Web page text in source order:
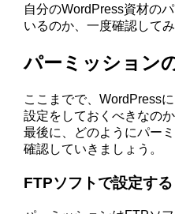
自分のWordPress資材の
いるのか、一度確認して
パーミッション
ここまでで、WordPress
設定をしておくべきなの
最後に、どのようにパー
確認していきましょう。
FTPソフトで設定する